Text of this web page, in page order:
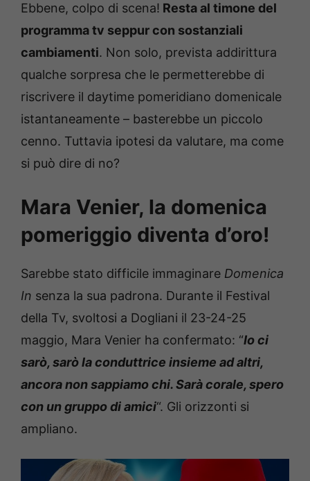
Ebbene, colpo di scena! Resta al timone del
programma tv seppur con sostanziali
cambiamenti. Non solo, prevista addirittura
qualche sorpresa che le permetterebbe di
riscrivere il daytime pomeridiano domenicale
istantaneamente – basterebbe un piccolo
cenno. Tuttavia ipotesi da valutare, ma come
si può dire di no?
Mara Venier, la domenica
pomeriggio diventa d’oro!
Sarebbe stato difficile immaginare Domenica
In senza la sua padrona. Durante il Festival
della Tv, svoltosi a Dogliani il 23-24-25
maggio, Mara Venier ha confermato: “Io ci
sarò, sarò la conduttrice insieme ad altri,
ancora non sappiamo chi. Sarà corale, spero
con un gruppo di amici“. Gli orizzonti si
ampliano.